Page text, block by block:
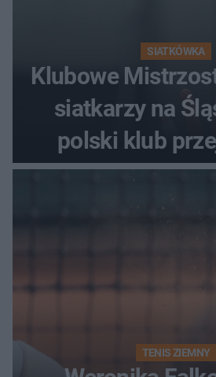
SIATKÓWKA
Klubowe
siatkarzy na
polski klub
historii
TENIS ZIEMNY